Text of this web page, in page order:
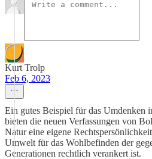
Kurt Trolp
Feb 6, 2023
Ein gutes Beispiel für das Umdenken
bieten die neuen Verfassungen von
Natur eine eigene
Umwelt für das Wohlbefinden der
Generationen rechtlich verankert ist.